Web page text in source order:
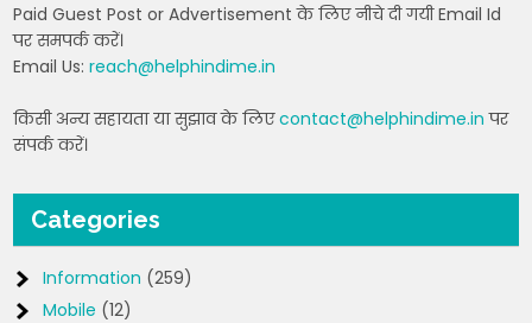
Paid Guest Post or Advertisement के लिए नीचे दी गयी Email Id
पर समपर्क करें।
Email Us:reach@helphindime.in
किसी अन्य सहायता या सुझाव के लिएcontact@helphindime.in पर
संपर्क करें।
Categories
Information (259)
Mobile (12)